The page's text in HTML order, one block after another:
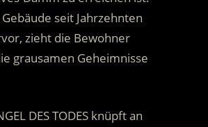
seit Jahrzehnten
zieht die Bewohner
grausamen Geheimnisse
DES TODES knüpft an